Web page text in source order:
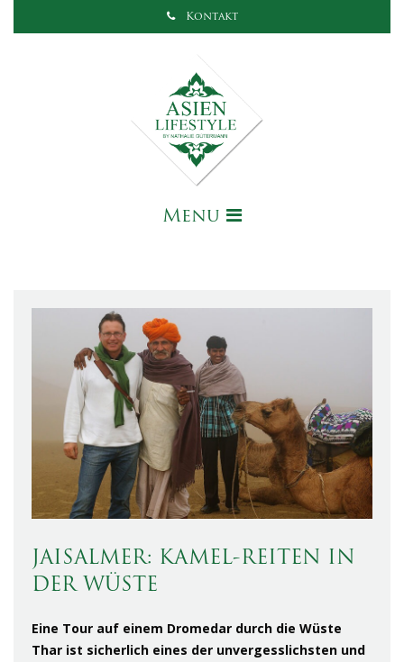
Kontakt
Menu
JAISALMER: KAMEL-REITEN IN
DER WÜSTE
Eine Tour auf einem Dromedar durch die Wüste
Thar ist sicherlich eines der unvergesslichsten und